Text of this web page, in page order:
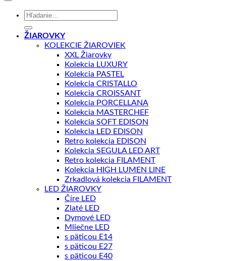
Hľadať:
ŽIAROVKY
KOLEKCIE ŽIAROVIEK
XXL Žiarovky
Kolekcia LUXURY
Kolekcia PASTEL
Kolekcia CRISTALLO
Kolekcia CROISSANT
Kolekcia PORCELLANA
Kolekcia MASTERCHEF
Kolekcia SOFT EDISON
Kolekcia LED EDISON
Retro kolekcia EDISON
Kolekcia SEGULA LED ART
Retro kolekcia FILAMENT
Kolekcia HIGH LUMEN LINE
Zrkadlová kolekcia FILAMENT
LED ŽIAROVKY
Číre LED
Zlaté LED
Dymové LED
Mliečne LED
s päticou E14
s päticou E27
s päticou E40